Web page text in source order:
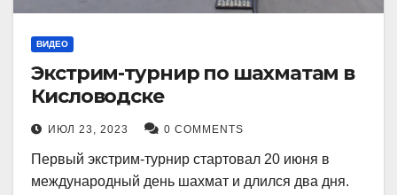
ВИДЕО
Экстрим-турнир по шахматам в
Кисловодске
ИЮЛ 23, 2023 0 COMMENTS
Первый экстрим-турнир стартовал 20 июня в
международный день шахмат и длился два дня.